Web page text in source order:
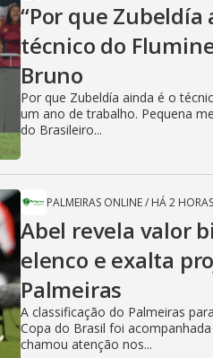
“Por que Zubeldía
técnico do
Bruno
Por que Zubeldía ainda é o
um ano de trabalho. Pequena
do Brasileiro...
PALMEIRAS ONLINE/ HÁ 2 HORAS
Abel revela valor
elenco e exalta
Palmeiras
A classificação do Palmeiras
Copa do Brasil foi
chamou atenção nos...